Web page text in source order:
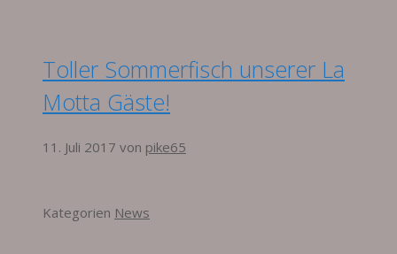
Toller Sommerfisch unserer La
Motta Gäste!
11. Juli 2017 von pike65
Kategorien News